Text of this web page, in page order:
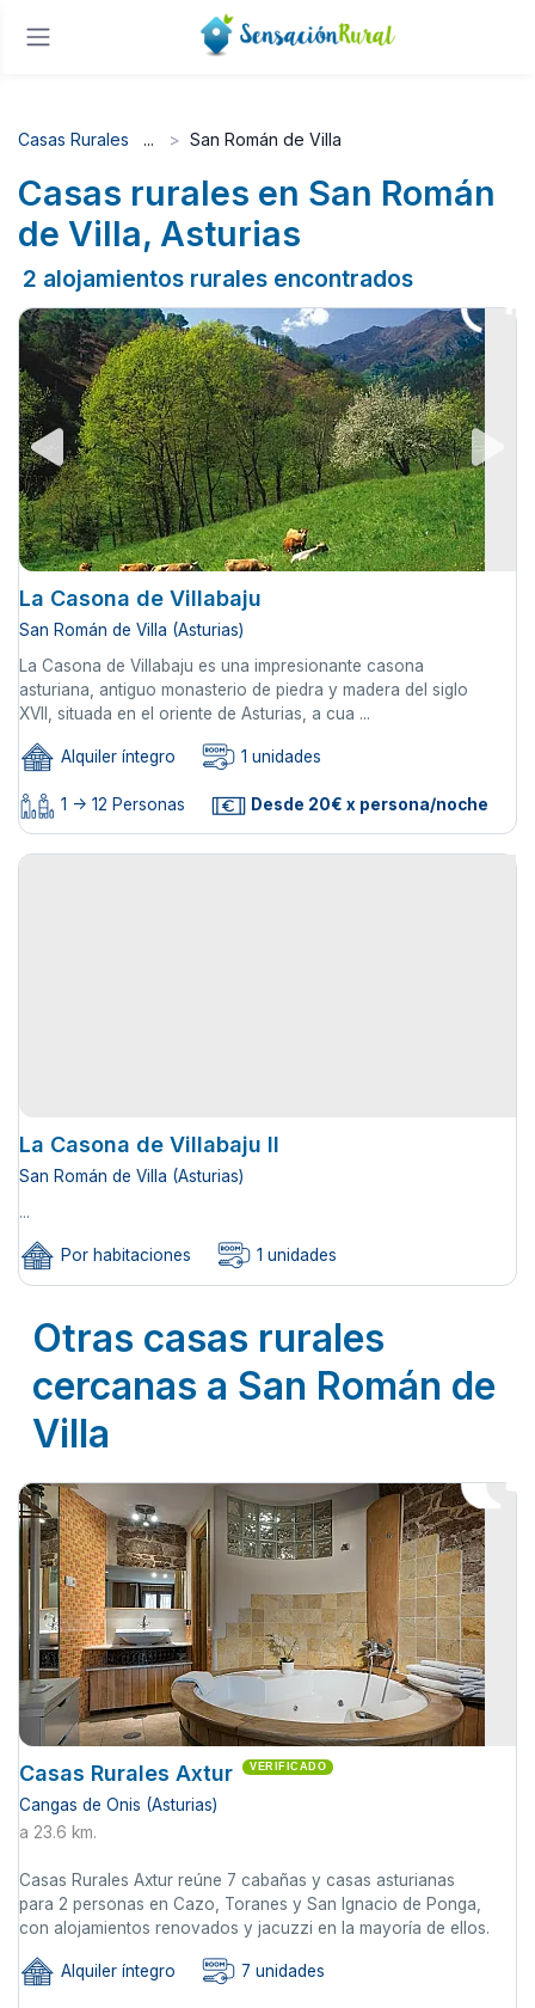
Casas Rurales San Román de Villa
Casas rurales en San Román
de Villa, Asturias
2 alojamientos rurales encontrados
La Casona de Villabaju
San Román de Villa (Asturias)
La Casona de Villabaju es una impresionante casona
asturiana, antiguo monasterio de piedra y madera del siglo
XVII, situada en el oriente de Asturias, a cua ...
Alquiler íntegro 1 unidades
1 -> 12 Personas Desde 20€ x persona/noche
La Casona de Villabaju II
San Román de Villa (Asturias)
...
Por habitaciones 1 unidades
Otras casas rurales
cercanas a San Román de
Villa
Casas Rurales Axtur VERIFICADO
Cangas de Onis (Asturias)
a 23.6 km.
Casas Rurales Axtur reúne 7 cabañas y casas asturianas
para 2 personas en Cazo, Toranes y San Ignacio de Ponga,
con alojamientos renovados y jacuzzi en la mayoría de ellos.
Alquiler íntegro 7 unidades